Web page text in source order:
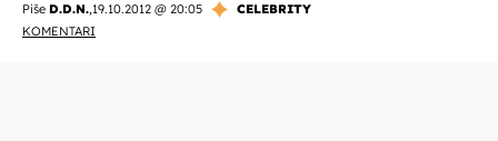
Piše D.D.N.,19.10.2012 @ 20:05
CELEBRITY
KOMENTARI